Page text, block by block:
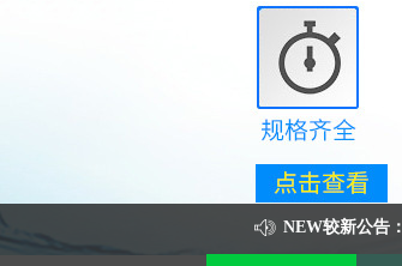
NEW较新公告：
救生圈的来源 气动式救生抛绳器